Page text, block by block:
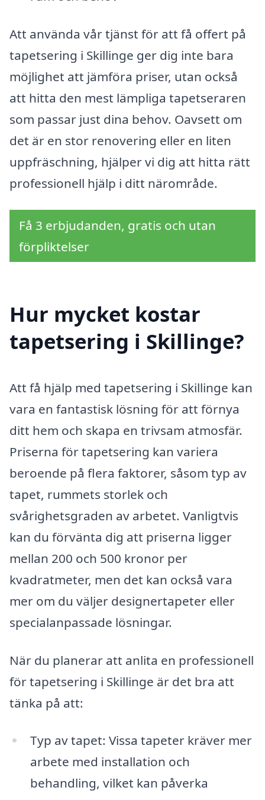
Att använda vår tjänst för att få offert på
tapetsering i Skillinge ger dig inte bara
möjlighet att jämföra priser, utan också
att hitta den mest lämpliga tapetseraren
som passar just dina behov. Oavsett om
det är en stor renovering eller en liten
uppfräschning, hjälper vi dig att hitta rätt
professionell hjälp i ditt närområde.
Få 3 erbjudanden, gratis och utan
förpliktelser
Hur mycket kostar
tapetsering i Skillinge?
Att få hjälp med tapetsering i Skillinge kan
vara en fantastisk lösning för att förnya
ditt hem och skapa en trivsam atmosfär.
Priserna för tapetsering kan variera
beroende på flera faktorer, såsom typ av
tapet, rummets storlek och
svårighetsgraden av arbetet. Vanligtvis
kan du förvänta dig att priserna ligger
mellan 200 och 500 kronor per
kvadratmeter, men det kan också vara
mer om du väljer designertapeter eller
specialanpassade lösningar.
När du planerar att anlita en professionell
för tapetsering i Skillinge är det bra att
tänka på att:
Typ av tapet: Vissa tapeter kräver mer
arbete med installation och
behandling, vilket kan påverka